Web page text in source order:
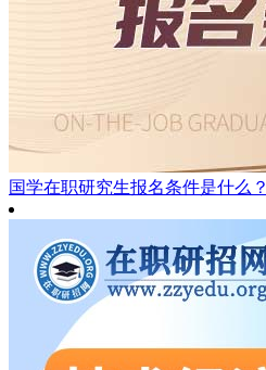
国学在职研究生报名条件是什么？